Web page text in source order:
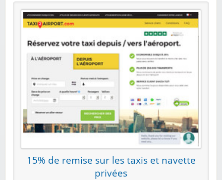
15% de remise sur les taxis et navette
privées